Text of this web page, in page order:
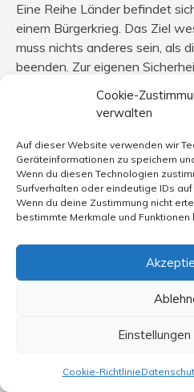
Cookie-
verwalten
Auf dieser Website verwenden wir
Geräteinformationen zu speichern
Wenn du diesen Technologien
Surfverhalten oder eindeutige IDs
Wenn du deine Zustimmung nicht
bestimmte Merkmale und
Cookie-Richtlinie
Eine Reihe Länder befindet
einem Bürgerkrieg. Das Ziel
muss nichts anderes sein, als
beenden. Zur eigenen
treuer Verbündeter der USA
Interventionen im Irak und in
Gräueltat an Frankreichs
islamistischen Terror an der
Frankreich an seinem Comic
DH sagt:
8. Januar 2015 um 21:10 Uhr
„Laßt uns reden . Jetzt erst
Das ist das wohl beste